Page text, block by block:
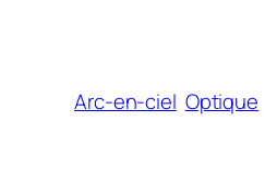
Arc-en-ciel Optique